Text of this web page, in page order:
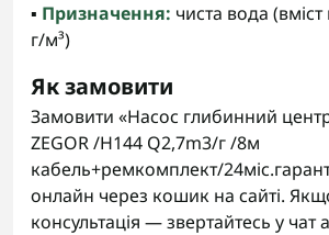
▪️ Призначення: чиста вода
г/м³)
Як замовити
Замовити «Насос глибинний
ZEGOR /H144 Q2,7m3/г /8м
кабель+ремкомплект/
онлайн через кошик на сайті.
консультація — звертайтесь у чат